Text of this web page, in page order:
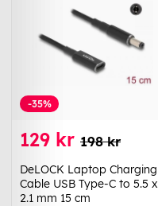
-35%
129 kr 198 kr
DeLOCK Laptop Charging
Cable USB Type-C to 5.5 x
2.1 mm 15 cm